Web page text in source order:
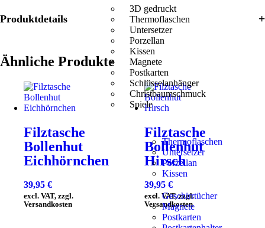
3D gedruckt
Thermoflaschen
Untersetzer
Porzellan
Kissen
Magnete
Postkarten
Schlüsselanhänger
Christbaumschmuck
Spiele
Thermoflaschen
Untersetzer
Porzellan
Kissen
Geschirrtücher
Magnete
Postkarten
Produktdetails
Ähnliche Produkte
Filztasche
Bollenhut
Eichhörnchen
39,95 €
excl. VAT, zzgl.
Versandkosten
Filztasche
Bollenhut
Hirsch
39,95 €
excl. VAT, zzgl.
Versandkosten